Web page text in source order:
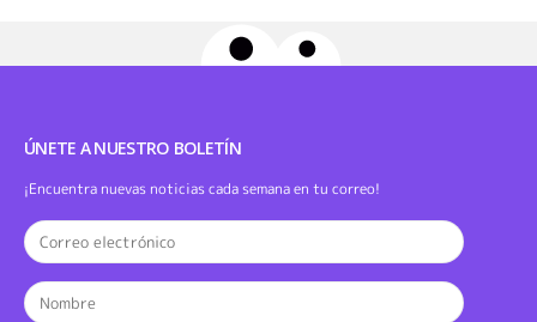
ÚNETE A NUESTRO BOLETÍN
¡Encuentra nuevas noticias cada semana en tu correo!